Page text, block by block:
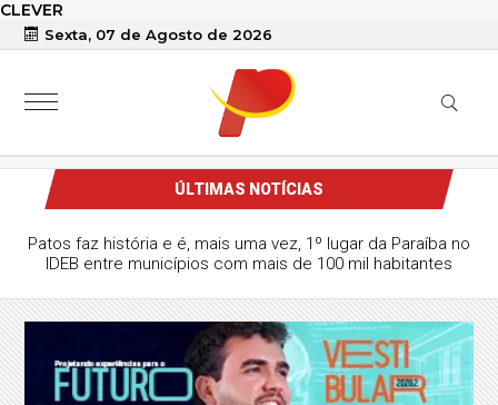
CLEVER
Sexta, 07 de Agosto de 2026
ÚLTIMAS NOTÍCIAS
Patos faz história e é, mais uma vez, 1º lugar da Paraíba no
IDEB entre municípios com mais de 100 mil habitantes